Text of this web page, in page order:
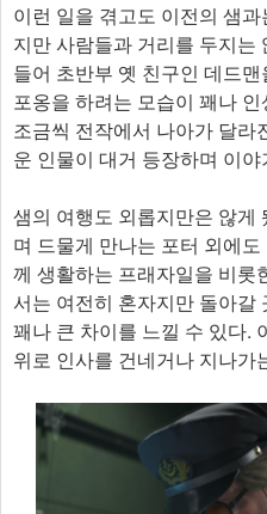
이런 일을 겪고도 이전의 샘
지만 사람들과 거리를 두지는
들어 초반부 옛 친구인 데드
포옹을 하려는 모습이 꽤나
조금씩 전작에서 나아가 달라
운 인물이 대거 등장하며 이
샘의 여행도 외롭지만은 않게
며 드물게 만나는 포터 외에
께 생활하는 프래자일을 비롯
서는 여전히 혼자지만 돌아갈
꽤나 큰 차이를 느낄 수 있다.
위로 인사를 건네거나 지나가